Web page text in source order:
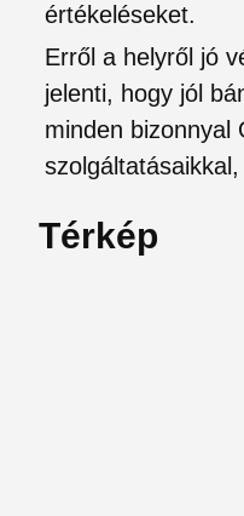
értékeléseket.
Erről a helyről jó
jelenti, hogy jól
minden bizonnyal
Térkép